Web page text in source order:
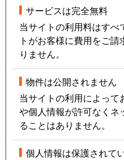
サービスは完全無料
当サイトの利用料はすべ
トがお客様に費用をご
りません。
物件は公開されません
当サイトの利用によって
や個人情報が許可なくネ
ることはありません。
個人情報は保護されて